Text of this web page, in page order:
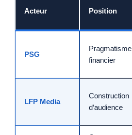
Acteur Position
PSG
Pragmatisme
financier
LFP Media
Construction
d’audience